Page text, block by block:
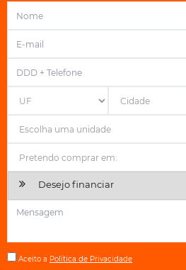
Desejo financiar
Aceito a Política de Privacidade